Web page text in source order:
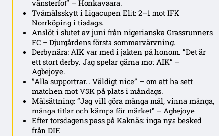
vänsterfot” – Honkavaara.
Tvåmålsskytt i Ligacupen Elit: 2–1 mot IFK
Norrköping i tisdags.
Anslöt i slutet av juni från nigerianska Grassrunners
FC – Djurgårdens första sommarvärvning.
Derbynära: AIK var med i jakten på honom. ”Det är
ett stort derby. Jag spelar gärna mot AIK” –
Agbejoye.
”Alla supportrar… Väldigt nice” – om att ha sett
matchen mot VSK på plats i måndags.
Målsättning: ”Jag vill göra många mål, vinna många,
många titlar och kämpa för märket” – Agbejoye.
Efter torsdagens pass på Kaknäs: inga nya besked
från DIF.